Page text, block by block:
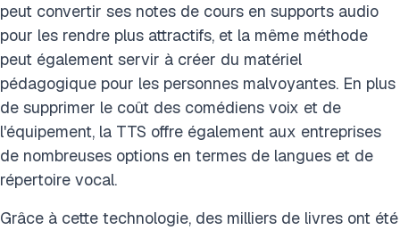
peut convertir ses notes de cours en supports audio
pour les rendre plus attractifs, et la même méthode
peut également servir à créer du matériel
pédagogique pour les personnes malvoyantes. En plus
de supprimer le coût des comédiens voix et de
l'équipement, la TTS offre également aux entreprises
de nombreuses options en termes de langues et de
répertoire vocal.
Grâce à cette technologie, des milliers de livres ont été